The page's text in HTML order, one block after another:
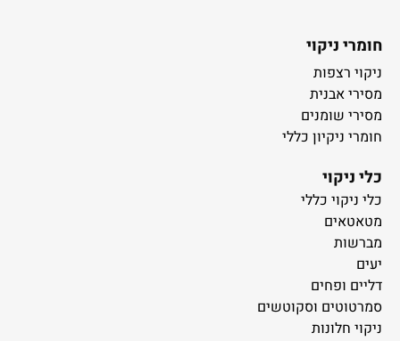
חומרי ניקוי
ניקוי רצפות
מסירי אבנית
מסירי שומנים
חומרי ניקיון כללי
כלי ניקוי
כלי ניקוי כללי
מטאטאים
מברשות
יעים
דליים ופחים
סמרטוטים וסקוטשים
ניקוי חלונות